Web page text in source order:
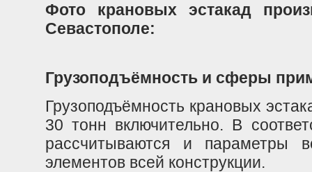
Фото крановых эстакад
Севастополе:
Грузоподъёмность и сферы
Грузоподъёмность крановых
30 тонн включительно. В
рассчитываются и параметры
элементов всей конструкции.